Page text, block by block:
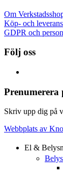
Om
Köp- och
GDPR och
Följ oss
Prenumerera
Skriv upp dig på
Webbplats av
El &